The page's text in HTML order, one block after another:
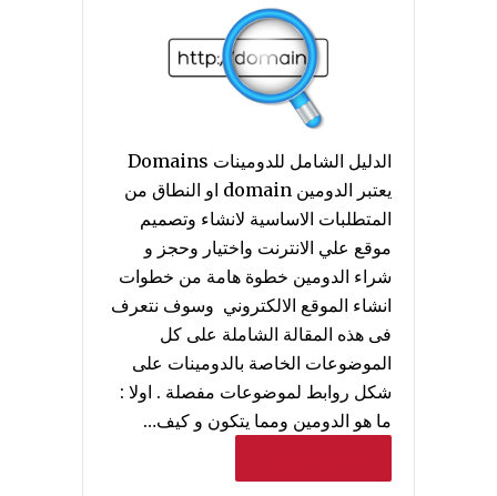
الدليل الشامل للدومينات Domains
يعتبر الدومين domain او النطاق من
المتطلبات الاساسية لانشاء وتصميم
موقع علي الانترنت واختيار وحجز و
شراء الدومين خطوة هامة من خطوات
انشاء الموقع الالكتروني وسوف نتعرف
فى هذه المقالة الشاملة على كل
الموضوعات الخاصة بالدومينات على
شكل روابط لموضوعات مفصلة . اولا :
ما هو الدومين ومما يتكون و كيف…